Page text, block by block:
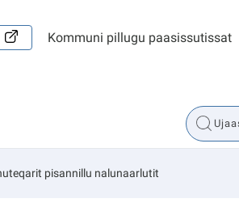
da
kl-GL
Kommuni pillugu paasissutissat
pisannillu nalunaarlutit